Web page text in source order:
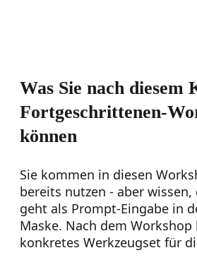
Was Sie nach diesem
Fortgeschrittenen-
können
Sie kommen in diesen
bereits nutzen - aber wissen,
geht als Prompt-Eingabe in
Maske. Nach dem Workshop
konkretes Werkzeugset für